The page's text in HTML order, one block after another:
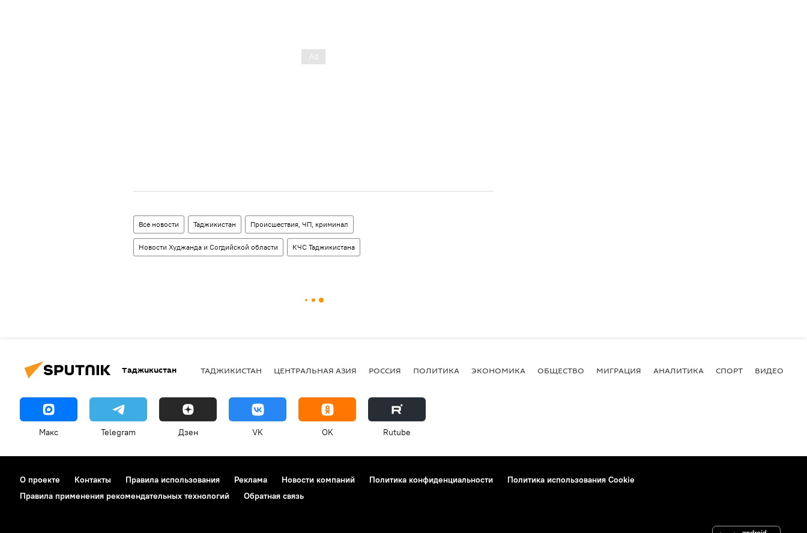
Все новости Таджикистан Происшествия, ЧП, криминал
Новости Худжанда и Согдийской области КЧС Таджикистана
Таджикистан ТАДЖИКИСТАН ЦЕНТРАЛЬНАЯ АЗИЯ РОССИЯ ПОЛИТИКА ЭКОНОМИКА ОБЩЕСТВО МИГРАЦИЯ АНАЛИТИКА СПОРТ ВИДЕО
Макс Telegram Дзен VK OK Rutube
О проекте Контакты Правила использования Реклама Новости компаний Политика конфиденциальности
Политика использования Cookie
Правила применения рекомендательных технологий
Обратная связь